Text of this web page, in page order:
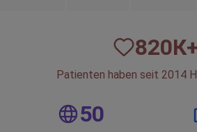
820
Patienten haben seit 2014
50